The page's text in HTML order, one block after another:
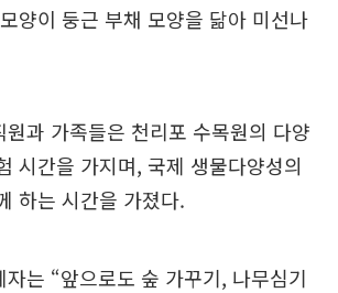
양이 둥근 부채 모양을 닮아 미선나
원과 가족들은 천리포 수목원의 다양
시간을 가지며, 국제 생물다양성의
하는 시간을 가졌다.
는 “앞으로도 숲 가꾸기, 나무심기